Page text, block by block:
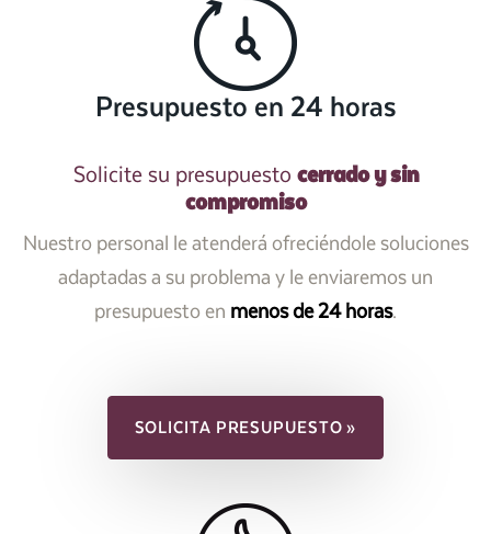
Presupuesto en 24 horas
Solicite su presupuesto cerrado y sin
compromiso
Nuestro personal le atenderá ofreciéndole soluciones
adaptadas a su problema y le enviaremos un
presupuesto en menos de 24 horas.
SOLICITA PRESUPUESTO »